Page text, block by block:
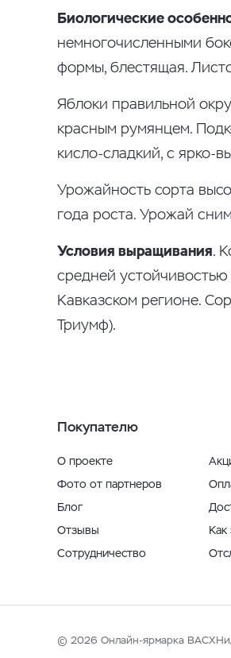
Биологические
немногочисленными
формы, блестящая.
Яблоки правильной
красным румянцем.
кисло-сладкий, с ярко-
Урожайность сорта
года роста. Урожай
Условия выращивания.
средней
Кавказском регионе.
Триумф).
Покупателю
О проекте
Фото от партнеров
Блог
Отзывы
Сотрудничество
Как
© 2026 Онлайн-ярмарка